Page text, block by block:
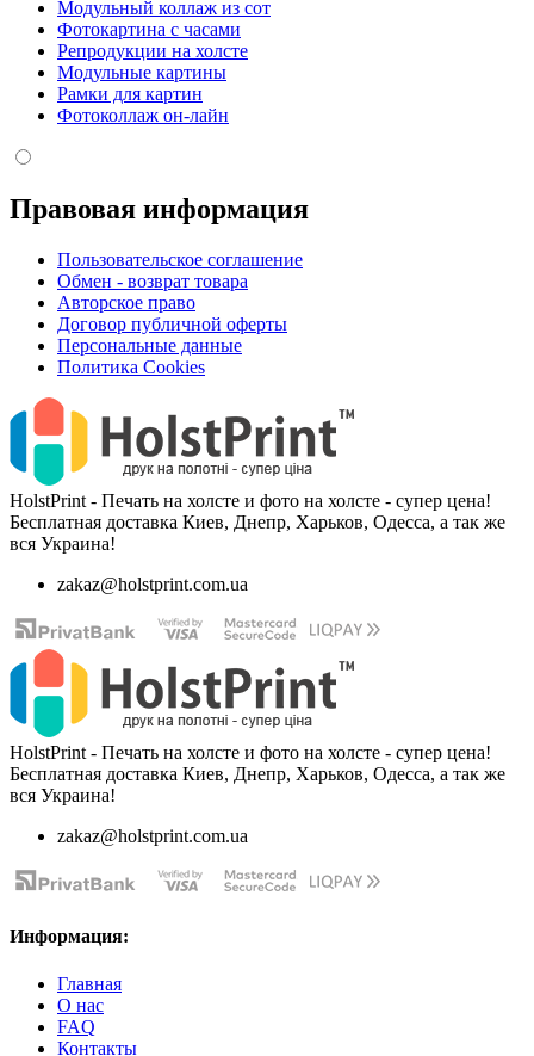
Модульный коллаж из сот
Фотокартина с часами
Репродукции на холсте
Модульные картины
Рамки для картин
Фотоколлаж он-лайн
Правовая информация
Пользовательское соглашение
Обмен - возврат товара
Авторское право
Договор публичной оферты
Персональные данные
Политика Cookies
HolstPrint - Печать на холсте и фото на холсте - супер цена!
Бесплатная доставка Киев, Днепр, Харьков, Одесса, а так же
вся Украина!
zakaz@holstprint.com.ua
HolstPrint - Печать на холсте и фото на холсте - супер цена!
Бесплатная доставка Киев, Днепр, Харьков, Одесса, а так же
вся Украина!
zakaz@holstprint.com.ua
Информация:
Главная
О нас
FAQ
Контакты